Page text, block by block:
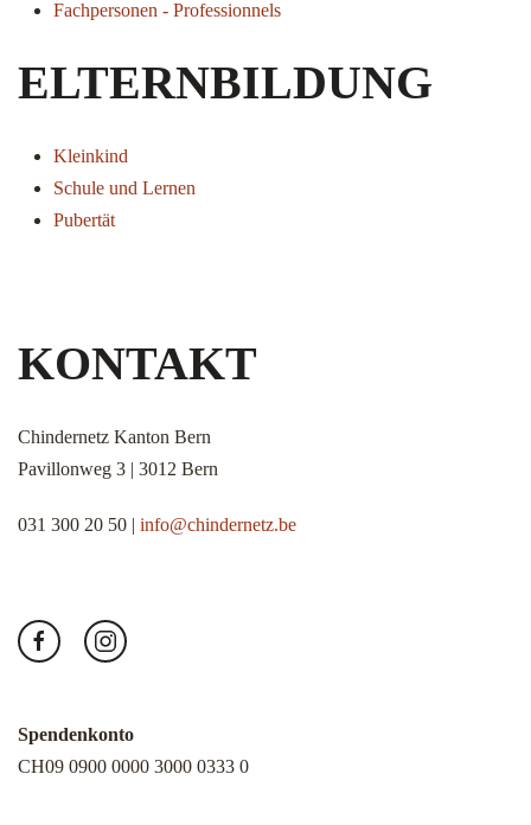
Fachpersonen - Professionnels
ELTERNBILDUNG
Kleinkind
Schule und Lernen
Pubertät
KONTAKT
Chindernetz Kanton Bern
Pavillonweg 3 | 3012 Bern
031 300 20 50 | info@chindernetz.be
Spendenkonto
CH09 0900 0000 3000 0333 0